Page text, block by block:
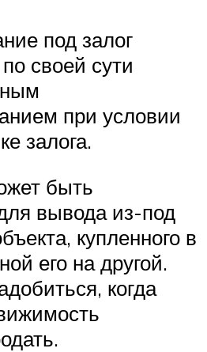
под залог
своей сути
при условии
залога.
быть
вывода из-под
купленного в
его на другой.
когда